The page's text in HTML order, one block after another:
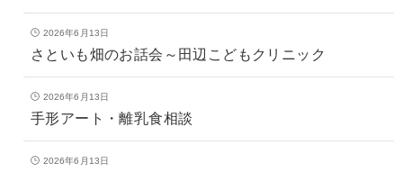
2026年6月13日
さといも畑のお話会～田辺こどもクリニック
2026年6月13日
手形アート・離乳食相談
2026年6月13日